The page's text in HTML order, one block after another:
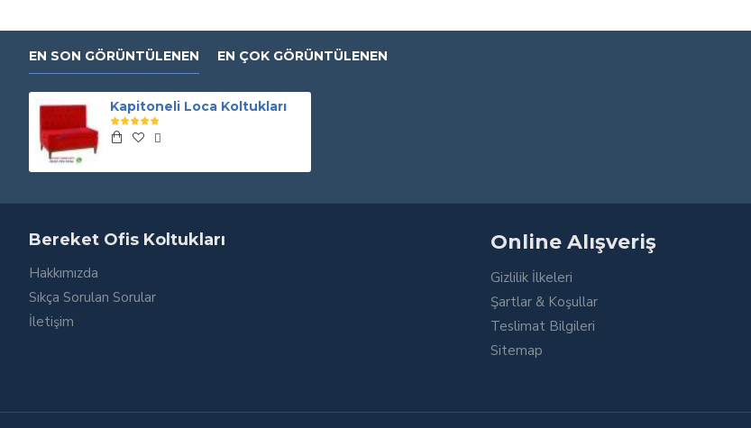
EN SON GÖRÜNTÜLENEN EN ÇOK GÖRÜNTÜLENEN
Kapitoneli Loca Koltukları
Bereket Ofis Koltukları
Hakkımızda
Sıkça Sorulan Sorular
İletişim
Online Alışveriş
Gizlilik İlkeleri
Şartlar & Koşullar
Teslimat Bilgileri
Sitemap